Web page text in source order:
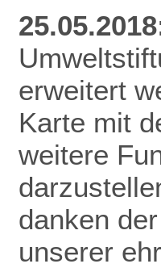
erweitert
Karte mit
weitere
danken
unserer